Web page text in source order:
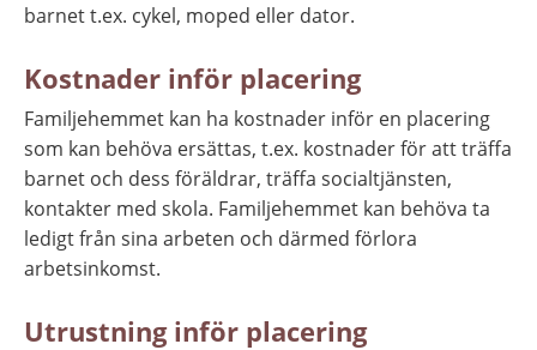
barnet t.ex. cykel, moped eller dator.
Kostnader inför placering
Familjehemmet kan ha kostnader inför en placering
som kan behöva ersättas, t.ex. kostnader för att träffa
barnet och dess föräldrar, träffa socialtjänsten,
kontakter med skola. Familjehemmet kan behöva ta
ledigt från sina arbeten och därmed förlora
arbetsinkomst.
Utrustning inför placering